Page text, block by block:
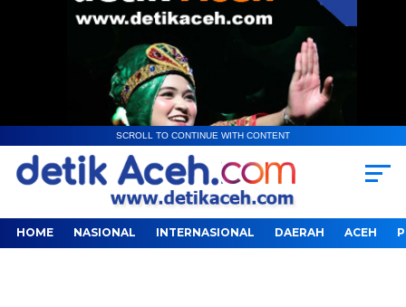
SCROLL TO CONTINUE WITH CONTENT
HOME NASIONAL INTERNASIONAL DAERAH ACEH